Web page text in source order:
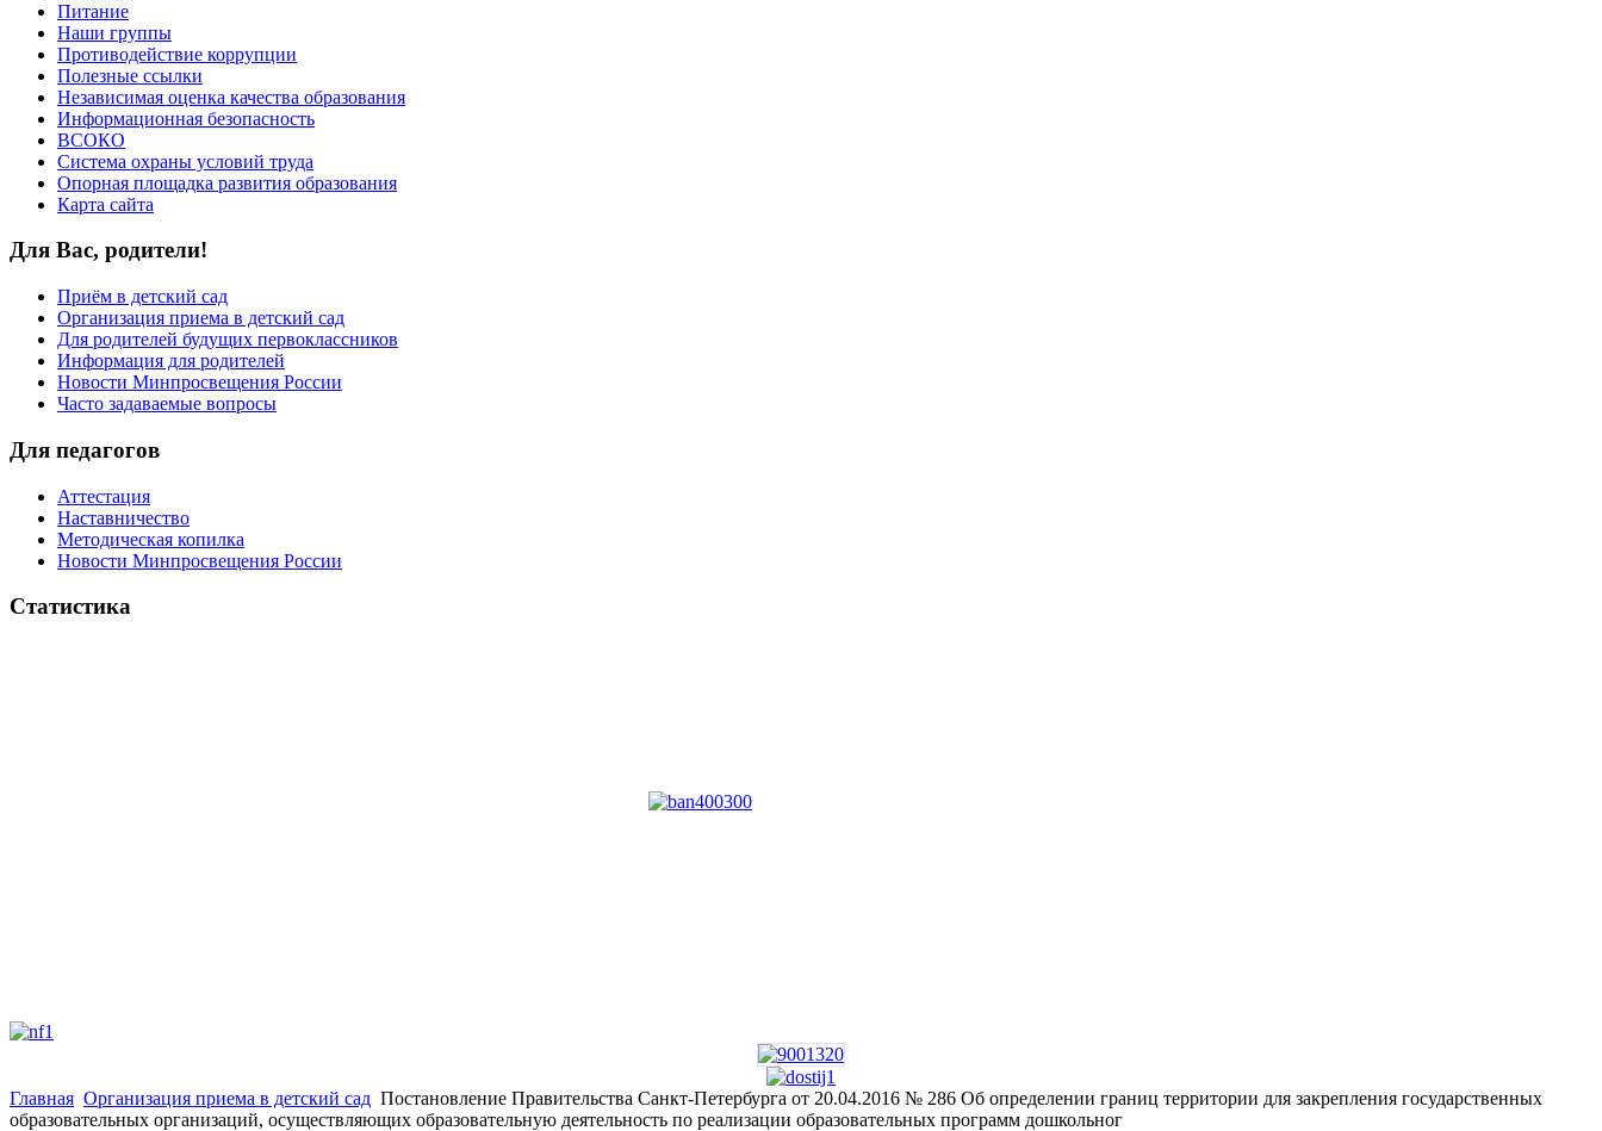
Питание
Наши группы
Противодействие коррупции
Полезные ссылки
Независимая оценка качества образования
Информационная безопасность
ВСОКО
Система охраны условий труда
Опорная площадка развития образования
Карта сайта
Для Вас, родители!
Приём в детский сад
Организация приема в детский сад
Для родителей будущих первоклассников
Информация для родителей
Новости Минпросвещения России
Часто задаваемые вопросы
Для педагогов
Аттестация
Наставничество
Методическая копилка
Новости Минпросвещения России
Статистика
Главная Организация приема в детский сад Постановление Правительства Санкт-Петербурга от 20.04.2016 № 286 Об определении границ территории для закрепления государственных
образовательных организаций, осуществляющих образовательную деятельность по реализации образовательных программ дошкольног